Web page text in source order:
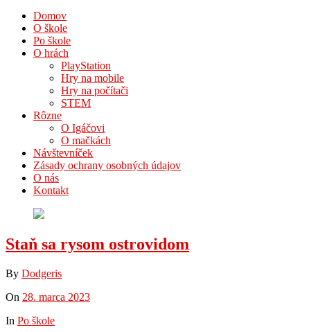
Domov
O škole
Po škole
O hrách
PlayStation
Hry na mobile
Hry na počítači
STEM
Rôzne
O Igáčovi
O mačkách
Návštevníček
Zásady ochrany osobných údajov
O nás
Kontakt
Staň sa rysom ostrovidom
By Dodgeris
On 28. marca 2023
In Po škole